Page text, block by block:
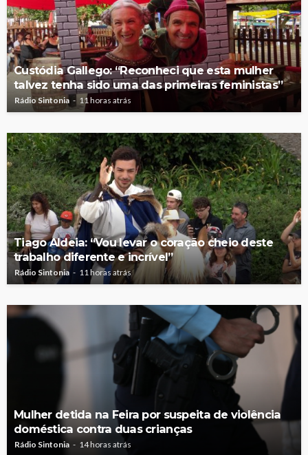
Custódia Gallego: “Reconheci que esta mulher
talvez tenha sido uma das primeiras feministas”
Rádio Sintonia 11 horas atrás
Tiago Aldeia: “Vou levar o coração cheio deste
trabalho diferente e incrível”
Rádio Sintonia 11 horas atrás
Mulher detida na Feira por suspeita de violência
doméstica contra duas crianças
Rádio Sintonia 14 horas atrás